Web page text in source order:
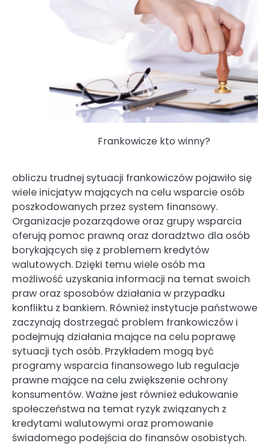
Frankowicze kto winny?
obliczu trudnej sytuacji frankowiczów pojawiło się
wiele inicjatyw mających na celu wsparcie osób
poszkodowanych przez system finansowy.
Organizacje pozarządowe oraz grupy wsparcia
oferują pomoc prawną oraz doradztwo dla osób
borykających się z problemem kredytów
walutowych. Dzięki temu wiele osób ma
możliwość uzyskania informacji na temat swoich
praw oraz sposobów działania w przypadku
konfliktu z bankiem. Również instytucje państwowe
zaczynają dostrzegać problem frankowiczów i
podejmują działania mające na celu poprawę
sytuacji tych osób. Przykładem mogą być
programy wsparcia finansowego lub regulacje
prawne mające na celu zwiększenie ochrony
konsumentów. Ważne jest również edukowanie
społeczeństwa na temat ryzyk związanych z
kredytami walutowymi oraz promowanie
świadomego podejścia do finansów osobistych.